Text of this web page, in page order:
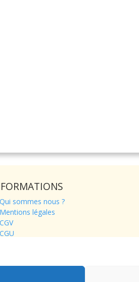
Qui sommes nous ?
Mentions légales
CGV
CGU